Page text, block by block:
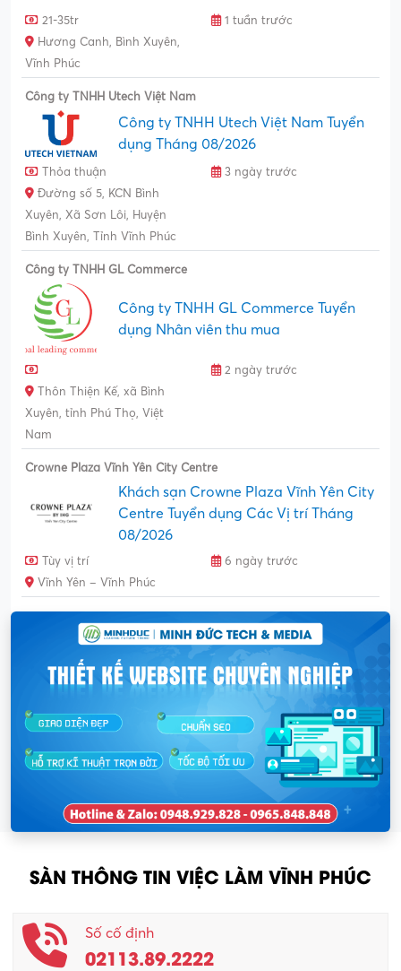
21-35tr
1 tuần trước
Hương Canh, Bình Xuyên,
Vĩnh Phúc
Công ty TNHH Utech Việt Nam
Công ty TNHH Utech Việt Nam Tuyển
dụng Tháng 08/2026
Thỏa thuận
3 ngày trước
Đường số 5, KCN Bình
Xuyên, Xã Sơn Lôi, Huyện
Bình Xuyên, Tỉnh Vĩnh Phúc
Công ty TNHH GL Commerce
Công ty TNHH GL Commerce Tuyển
dụng Nhân viên thu mua
2 ngày trước
Thôn Thiện Kế, xã Bình
Xuyên, tỉnh Phú Thọ, Việt
Nam
Crowne Plaza Vĩnh Yên City Centre
Khách sạn Crowne Plaza Vĩnh Yên City
Centre Tuyển dụng Các Vị trí Tháng
08/2026
Tùy vị trí
6 ngày trước
Vĩnh Yên – Vĩnh Phúc
SÀN THÔNG TIN VIỆC LÀM VĨNH PHÚC
Số cố định
02113.89.2222